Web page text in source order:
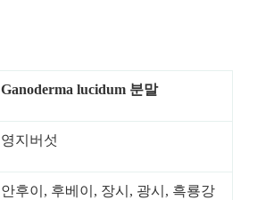
Ganoderma lucidum 분말
영지버섯
안후이, 후베이, 장시, 광시, 흑룡강